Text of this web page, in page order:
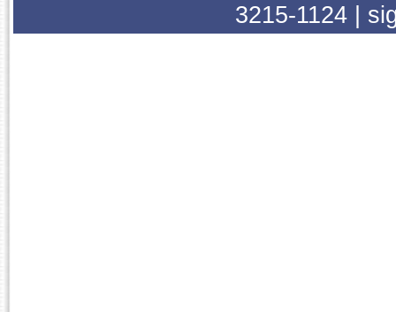
3215-1124 |